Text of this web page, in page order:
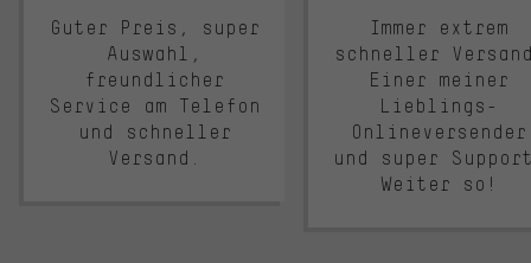
Guter Preis, super
Auswahl,
freundlicher
Service am Telefon
und schneller
Versand.
Immer extrem
schneller
Einer meiner
Lieblings-
Onlineversender
und super
Weiter so!